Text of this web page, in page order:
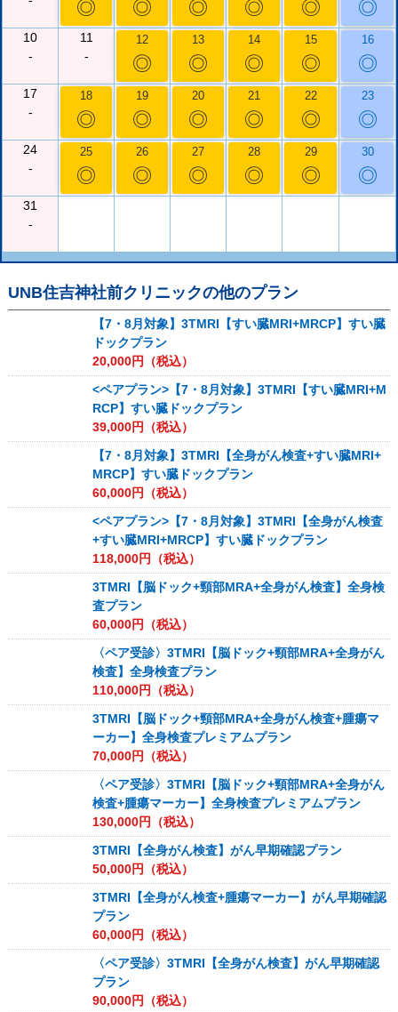
◎ ◎ ◎ ◎ ◎ ◎
10
-
11
-
12
◎
13
◎
14
◎
15
◎
16
◎
17
-
18
◎
19
◎
20
◎
21
◎
22
◎
23
◎
24
-
25
◎
26
◎
27
◎
28
◎
29
◎
30
◎
31
-
UNB住吉神社前クリニックの他のプラン
【7・8月対象】3TMRI【すい臓MRI+MRCP】すい臓
ドックプラン
20,000円（税込）
<ペアプラン>【7・8月対象】3TMRI【すい臓MRI+M
RCP】すい臓ドックプラン
39,000円（税込）
【7・8月対象】3TMRI【全身がん検査+すい臓MRI+
MRCP】すい臓ドックプラン
60,000円（税込）
<ペアプラン>【7・8月対象】3TMRI【全身がん検査
+すい臓MRI+MRCP】すい臓ドックプラン
118,000円（税込）
3TMRI【脳ドック+頸部MRA+全身がん検査】全身検
査プラン
60,000円（税込）
〈ペア受診〉3TMRI【脳ドック+頸部MRA+全身がん
検査】全身検査プラン
110,000円（税込）
3TMRI【脳ドック+頸部MRA+全身がん検査+腫瘍マ
ーカー】全身検査プレミアムプラン
70,000円（税込）
〈ペア受診〉3TMRI【脳ドック+頸部MRA+全身がん
検査+腫瘍マーカー】全身検査プレミアムプラン
130,000円（税込）
3TMRI【全身がん検査】がん早期確認プラン
50,000円（税込）
3TMRI【全身がん検査+腫瘍マーカー】がん早期確認
プラン
60,000円（税込）
〈ペア受診〉3TMRI【全身がん検査】がん早期確認
プラン
90,000円（税込）